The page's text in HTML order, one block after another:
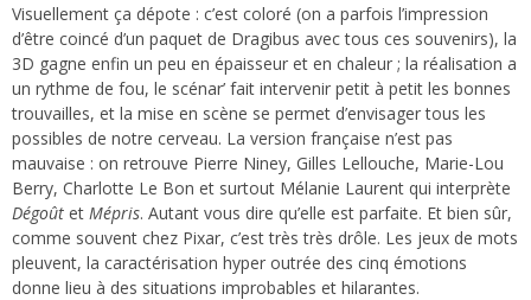
Visuellement ça dépote : c’est coloré (on a parfois l’impression
d’être coincé d’un paquet de Dragibus avec tous ces souvenirs), la
3D gagne enfin un peu en épaisseur et en chaleur ; la réalisation a
un rythme de fou, le scénar’ fait intervenir petit à petit les bonnes
trouvailles, et la mise en scène se permet d’envisager tous les
possibles de notre cerveau. La version française n’est pas
mauvaise : on retrouve Pierre Niney, Gilles Lellouche, Marie-Lou
Berry, Charlotte Le Bon et surtout Mélanie Laurent qui interprète
Dégoût et Mépris. Autant vous dire qu’elle est parfaite. Et bien sûr,
comme souvent chez Pixar, c’est très très drôle. Les jeux de mots
pleuvent, la caractérisation hyper outrée des cinq émotions
donne lieu à des situations improbables et hilarantes.